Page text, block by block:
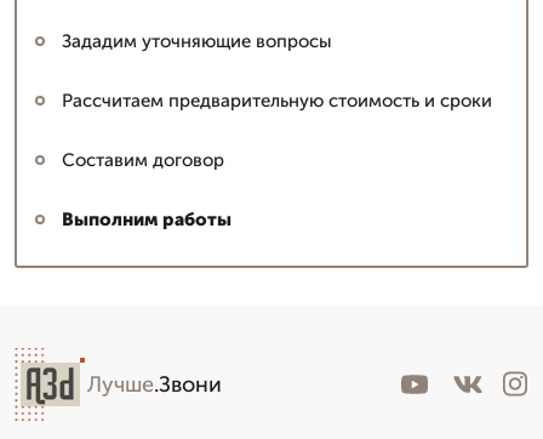
Зададим уточняющие вопросы
Рассчитаем предварительную стоимость и сроки
Составим договор
Выполним работы
Лучше.Звони